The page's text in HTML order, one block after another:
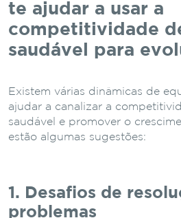
te ajudar a usar a
competitividade
saudável para
Existem várias dinâmicas de
ajudar a canalizar a
saudável e promover o
estão algumas sugestões:
1. Desafios de
problemas